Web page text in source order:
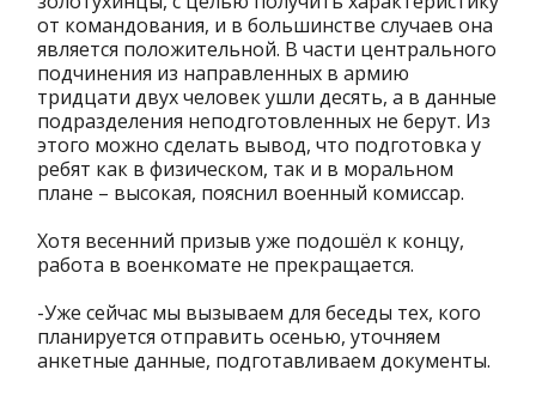
от командования, и в большинстве случаев она
является положительной. В части центрального
подчинения из направленных в армию
тридцати двух человек ушли десять, а в данные
подразделения неподготовленных не берут. Из
этого можно сделать вывод, что подготовка у
ребят как в физическом, так и в моральном
плане – высокая, пояснил военный комиссар.
Хотя весенний призыв уже подошёл к концу,
работа в военкомате не прекращается.
-Уже сейчас мы вызываем для беседы тех, кого
планируется отправить осенью, уточняем
анкетные данные, подготавливаем документы.